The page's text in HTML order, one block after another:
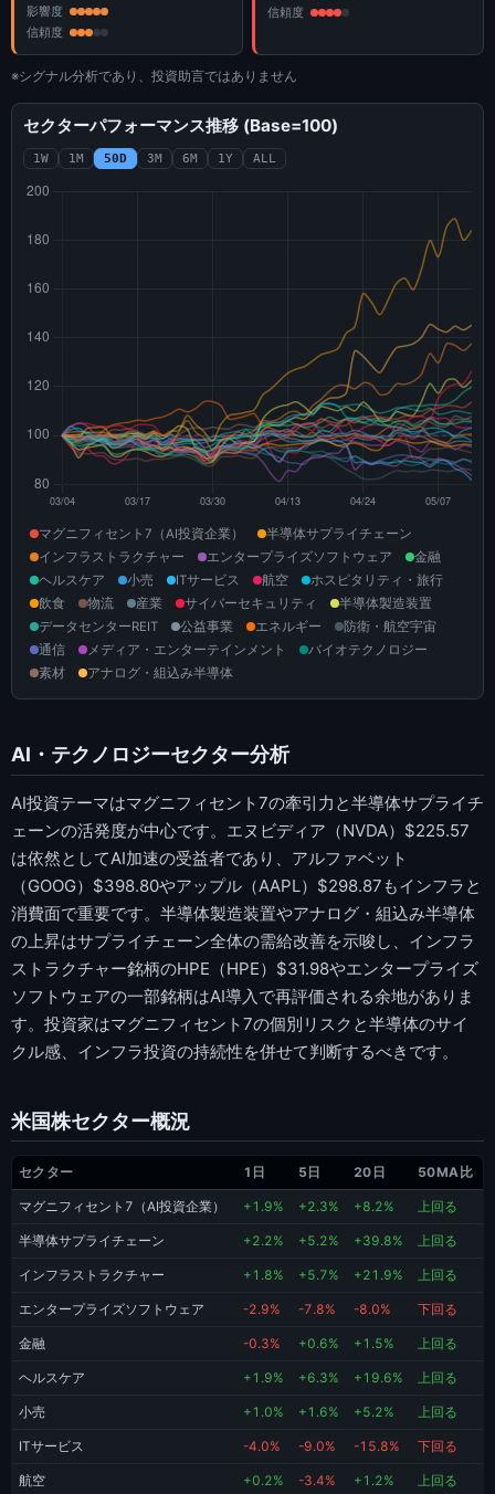
影響度
信頼度
信頼度
※シグナル分析であり、投資助言ではありません
セクターパフォーマンス推移 (Base=100)
1W 1M 50D 3M 6M 1Y ALL
マグニフィセント7（AI投資企業）
半導体サプライチェーン
インフラストラクチャー
エンタープライズソフトウェア
金融
ヘルスケア
小売 ITサービス 航空
ホスピタリティ・旅行
飲食
物流 産業 サイバーセキュリティ
半導体製造装置
データセンターREIT
公益事業 エネルギー
防衛・航空宇宙
通信
メディア・エンターテインメント
バイオテクノロジー
素材
アナログ・組込み半導体
AI・テクノロジーセクター分析
AI投資テーマはマグニフィセント7の牽引力と半導体サプライチ
ェーンの活発度が中心です。エヌビディア（NVDA）$225.57
は依然としてAI加速の受益者であり、アルファベット
（GOOG）$398.80やアップル（AAPL）$298.87もインフラと
消費面で重要です。半導体製造装置やアナログ・組込み半導体
の上昇はサプライチェーン全体の需給改善を示唆し、インフラ
ストラクチャー銘柄のHPE（HPE）$31.98やエンタープライズ
ソフトウェアの一部銘柄はAI導入で再評価される余地がありま
す。投資家はマグニフィセント7の個別リスクと半導体のサイ
クル感、インフラ投資の持続性を併せて判断するべきです。
米国株セクター概況
セクター 1日 5日 20日 50MA比
マグニフィセント7（AI投資企業） +1.9% +2.3% +8.2% 上回る
半導体サプライチェーン +2.2% +5.2% +39.8% 上回る
インフラストラクチャー +1.8% +5.7% +21.9% 上回る
エンタープライズソフトウェア -2.9% -7.8% -8.0% 下回る
金融 -0.3% +0.6% +1.5% 上回る
ヘルスケア +1.9% +6.3% +19.6% 上回る
小売 +1.0% +1.6% +5.2% 上回る
ITサービス -4.0% -9.0% -15.8% 下回る
航空 +0.2% -3.4% +1.2% 上回る